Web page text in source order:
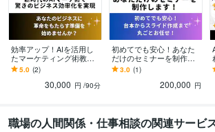
効率アップ！AIを活用し
たマーケティング術教え
ます 新時代のAIマーケ術
をマスターして驚きのビ
ジネス効率化を実現
5.0 (2)
30,000 円 /90分
初めてでも安心！あなた
だけのセミナーを制作し
ます 台本からスライドま
で丸ごとお任せ！セミナ
ー講師始めませんか？
3.0 (1)
200,000 円
職場の人間関係・仕事相談の関連サービ